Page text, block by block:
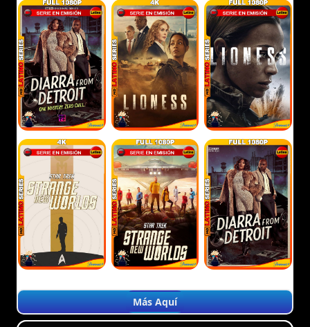
Más Aquí